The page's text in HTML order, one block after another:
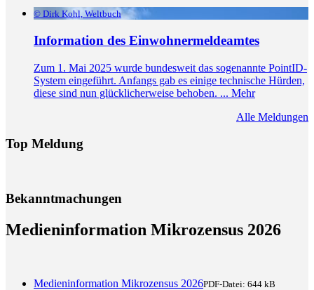
© Dirk Kohl, Weltbuch
Information des Einwohnermeldeamtes
Zum 1. Mai 2025 wurde bundesweit das sogenannte PointID-
System eingeführt. Anfangs gab es einige technische Hürden,
diese sind nun glücklicherweise behoben. ... Mehr
Alle Meldungen
Top Meldung
Bekanntmachungen
Medieninformation Mikrozensus 2026
Medieninformation Mikrozensus 2026PDF-Datei: 644 kB